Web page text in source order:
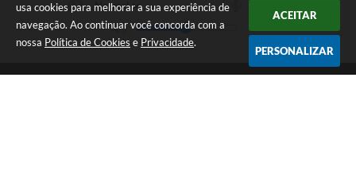
usa cookies para melhorar a sua experiência de
navegação. Ao continuar você concorda com a
nossa Política de Cookies e Privacidade.
ACEITAR
PERSONALIZAR